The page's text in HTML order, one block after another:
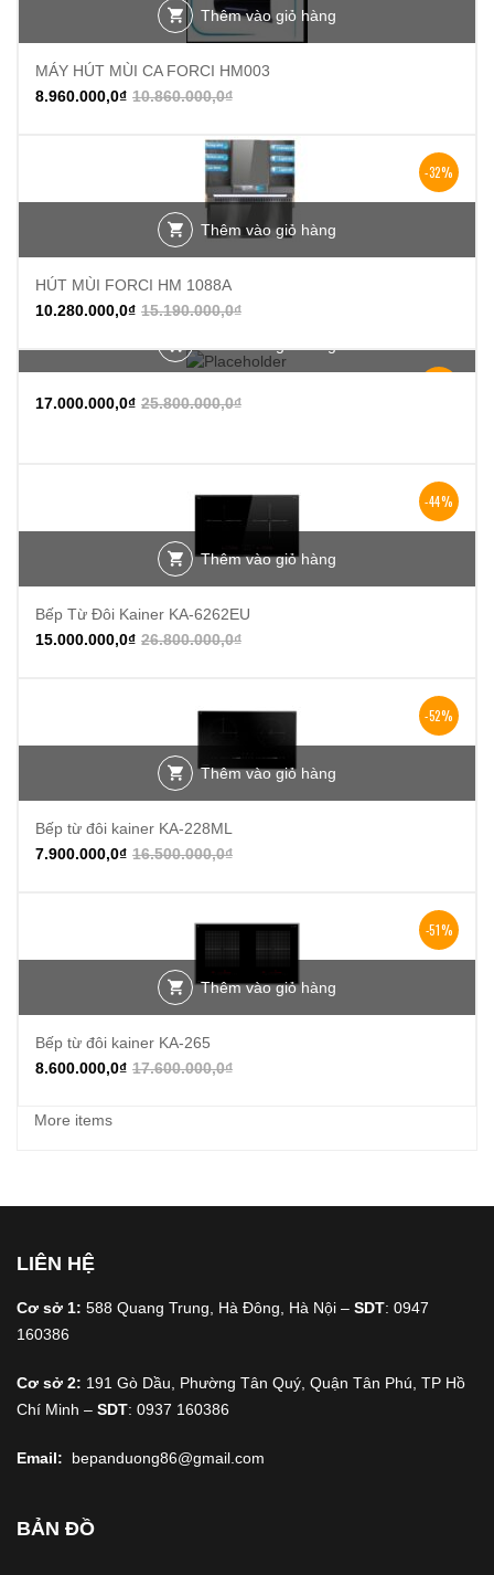
Thêm vào giỏ hàng
MÁY HÚT MÙI CA FORCI HM003
10.860.000,0₫
8.960.000,0₫
-32%
Thêm vào giỏ hàng
HÚT MÙI FORCI HM 1088A
15.190.000,0₫
10.280.000,0₫
25.800.000,0₫
17.000.000,0₫
-44%
Thêm vào giỏ hàng
Bếp Từ Đôi Kainer KA-6262EU
26.800.000,0₫
15.000.000,0₫
-52%
Thêm vào giỏ hàng
Bếp từ đôi kainer KA-228ML
16.500.000,0₫
7.900.000,0₫
-51%
Thêm vào giỏ hàng
Bếp từ đôi kainer KA-265
17.600.000,0₫
8.600.000,0₫
More items
LIÊN HỆ
Cơ sở 1: 588 Quang Trung, Hà Đông, Hà Nội – SDT: 0947
160386
Cơ sở 2: 191 Gò Dầu, Phường Tân Quý, Quận Tân Phú, TP Hồ
Chí Minh – SDT: 0937 160386
Email: bepanduong86@gmail.com
BẢN ĐỒ